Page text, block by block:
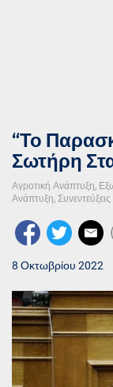
“Το
Σωτήρη
Αγροτική Ανάπτυξη,
Ανάπτυξη, Συνεντεύξεις
8 Οκτωβρίου 2022